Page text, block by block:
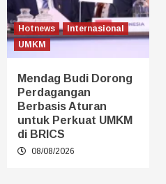
Hotnews
Internasional
UMKM
Mendag Budi Dorong
Perdagangan
Berbasis Aturan
untuk Perkuat UMKM
di BRICS
08/08/2026